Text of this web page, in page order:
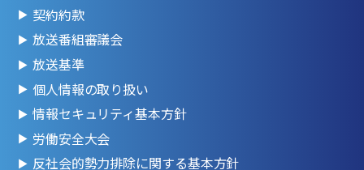
契約約款
放送番組審議会
放送基準
個人情報の取り扱い
情報セキュリティ基本方針
労働安全大会
反社会的勢力排除に関する基本方針